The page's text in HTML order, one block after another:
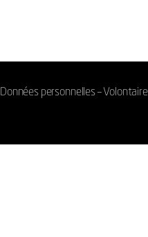
Données personnelles –